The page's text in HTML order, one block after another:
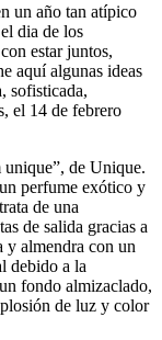
un año tan atípico
dia de los
estar juntos,
aquí algunas ideas
sofisticada,
el 14 de febrero
de Unique.
perfume exótico y
de una
de salida gracias a
y almendra con un
debido a la
fondo almizaclado,
de luz y color